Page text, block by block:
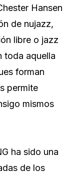
Hansen
de nujazz,
libre o jazz
toda aquella
forman
permite
mismos
ha sido una
de los